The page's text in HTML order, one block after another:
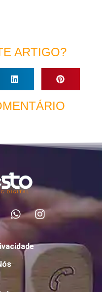
ARTIGO?